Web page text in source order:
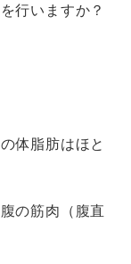
行いますか？
体脂肪はほと
の筋肉（腹直